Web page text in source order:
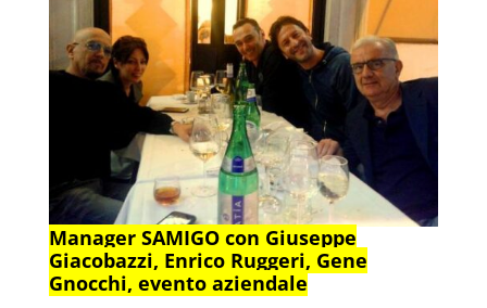
Manager SAMIGO con Giuseppe
Giacobazzi, Enrico Ruggeri, Gene
Gnocchi, evento aziendale